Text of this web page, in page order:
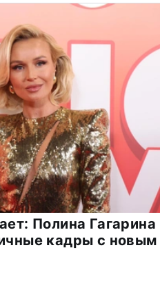
Полина Гагарина
кадры с новым